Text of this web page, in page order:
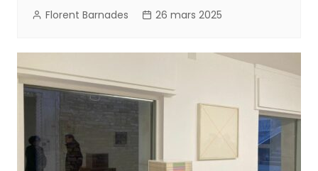
Florent Barnades 26 mars 2025